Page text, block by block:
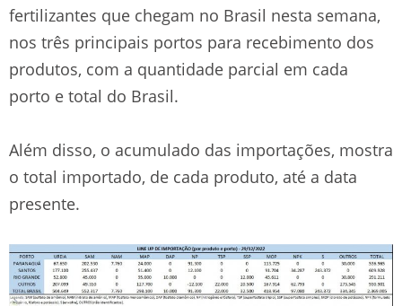
fertilizantes que chegam no Brasil nesta semana,
nos três principais portos para recebimento dos
produtos, com a quantidade parcial em cada
porto e total do Brasil.
Além disso, o acumulado das importações, mostra
o total importado, de cada produto, até a data
presente.